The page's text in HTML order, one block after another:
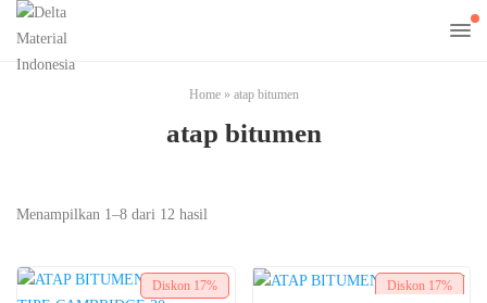
Home» atap bitumen
atap bitumen
Menampilkan 1–8 dari 12 hasil
Diskon 17% Diskon 17%